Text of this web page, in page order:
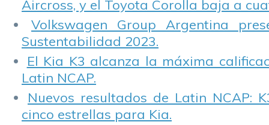
Aircross, y el Toyota Corolla baja a
Volkswagen Group Argentina
Sustentabilidad 2023.
El Kia K3 alcanza la máxima
Latin NCAP.
Nuevos resultados de Latin NCAP:
cinco estrellas para Kia.